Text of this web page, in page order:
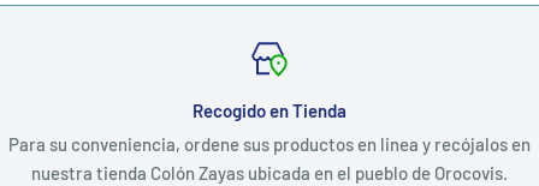
Recogido en Tienda
Para su conveniencia, ordene sus productos en linea y recójalos en
nuestra tienda Colón Zayas ubicada en el pueblo de Orocovis.